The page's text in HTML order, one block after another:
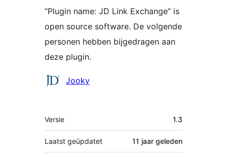
“Plugin name: JD Link Exchange” is
open source software. De volgende
personen hebben bijgedragen aan
deze plugin.
Bijdragers
Jooky
Meta
Versie 1.3
Laatst geüpdatet 11 jaar geleden